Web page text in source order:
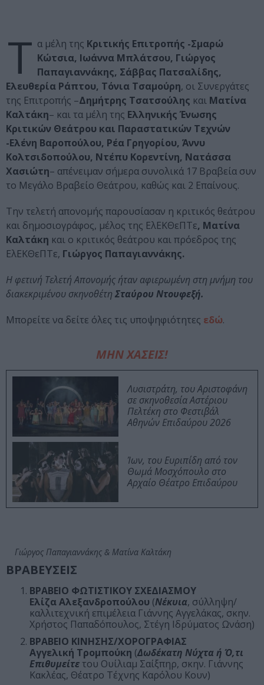
Τ α μέλη της Κριτικής Επιτροπής -Σμαρώ
Κώτσια, Ιωάννα Μπλάτσου, Γιώργος
Παπαγιαννάκης, Σάββας Πατσαλίδης,
Ελευθερία Ράπτου, Τόνια Τσαμούρη, οι Συνεργάτες
της Επιτροπής –Δημήτρης Τσατσούλης και Ματίνα
Καλτάκη– και τα μέλη της Ελληνικής Ένωσης
Κριτικών Θεάτρου και Παραστατικών Τεχνών
-Ελένη Βαροπούλου, Ρέα Γρηγορίου, Άννυ
Κολτσιδοπούλου, Ντέπυ Κορεντίνη, Νατάσσα
Χασιώτη– απένειμαν σήμερα συνολικά 17 Βραβεία συν
το Μεγάλο Βραβείο Θεάτρου, καθώς και 2 Επαίνους.
Την τελετή απονομής παρουσίασαν η κριτικός θεάτρου
και δημοσιογράφος, μέλος της ΕλΕΚΘεΠΤε, Ματίνα
Καλτάκη και ο κριτικός θεάτρου και πρόεδρος της
ΕλΕΚΘεΠΤε, Γιώργος Παπαγιαννάκης.
Η φετινή Τελετή Απονομής ήταν αφιερωμένη στη μνήμη του
διακεκριμένου σκηνοθέτη Σταύρου Ντουφεξή.
Μπορείτε να δείτε όλες τις υποψηφιότητες εδώ.
ΜΗΝ ΧΑΣΕΙΣ!
Λυσιστράτη, του Αριστοφάνη
σε σκηνοθεσία Αστέριου
Πελτέκη στο Φεστιβάλ
Αθηνών Επιδαύρου 2026
Ίων, του Ευριπίδη από τον
Θωμά Μοσχόπουλο στο
Αρχαίο Θέατρο Επιδαύρου
Γιώργος Παπαγιαννάκης & Ματίνα Καλτάκη
ΒΡΑΒΕΥΣΕΙΣ
ΒΡΑΒΕΙΟ ΦΩΤΙΣΤΙΚΟΥ ΣΧΕΔΙΑΣΜΟΥ
Ελίζα Αλεξανδροπούλου (Νέκυια, σύλληψη/
καλλιτεχνική επιμέλεια Γιάννης Αγγελάκας, σκην.
Χρήστος Παπαδόπουλος, Στέγη Ιδρύματος Ωνάση)
ΒΡΑΒΕΙΟ ΚΙΝΗΣΗΣ/ΧΟΡΟΓΡΑΦΙΑΣ
Αγγελική Τρομπούκη (Δωδέκατη Νύχτα ή Ό,τι
Επιθυμείτε του Ουίλιαμ Σαίξπηρ, σκην. Γιάννης
Κακλέας, Θέατρο Τέχνης Καρόλου Κουν)